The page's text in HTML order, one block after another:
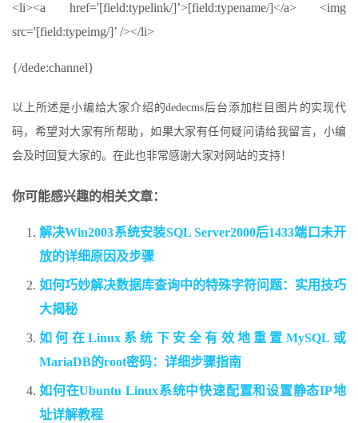
<li><a href='[field:typelink/]’>[field:typename/]</a> <img
src='[field:typeimg/]’ /></li>
{/dede:channel}
以上所述是小编给大家介绍的dedecms后台添加栏目图片的实现代
码，希望对大家有所帮助，如果大家有任何疑问请给我留言，小编
会及时回复大家的。在此也非常感谢大家对网站的支持！
你可能感兴趣的相关文章：
解决Win2003系统安装SQL Server2000后1433端口未开
放的详细原因及步骤
如何巧妙解决数据库查询中的特殊字符问题：实用技巧
大揭秘
如何在Linux系统下安全有效地重置MySQL或
MariaDB的root密码：详细步骤指南
如何在Ubuntu Linux系统中快速配置和设置静态IP地
址详解教程